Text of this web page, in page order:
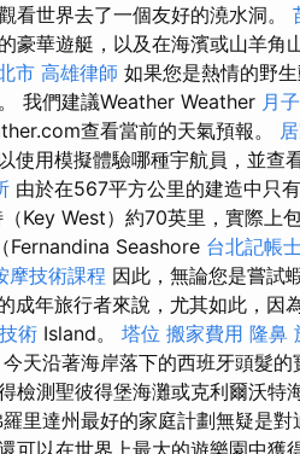
看世界去了一個友好的澆水洞。
豪華遊艇，以及在海濱或山羊角
市 高雄律師 如果您是熱情的野
我們建議Weather Weather 月
查看當前的天氣預報。
使用模擬體驗哪種宇航員，並查
由於在567平方公里的建造中只
Key West）約70英里，實際上
Fernandina Seashore 台北記帳
摩技術課程 因此，無論您是嘗試
成年旅行者來說，尤其如此，因
術 Island。 塔位 搬家費用 隆鼻
天沿著海岸落下的西班牙頭髮
檢測聖彼得堡海灘或克利爾沃特
里達州最好的家庭計劃無疑是
可以在世界上最大的遊樂園中獲